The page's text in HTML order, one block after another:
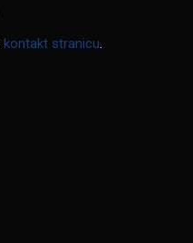
kontakt stranicu.